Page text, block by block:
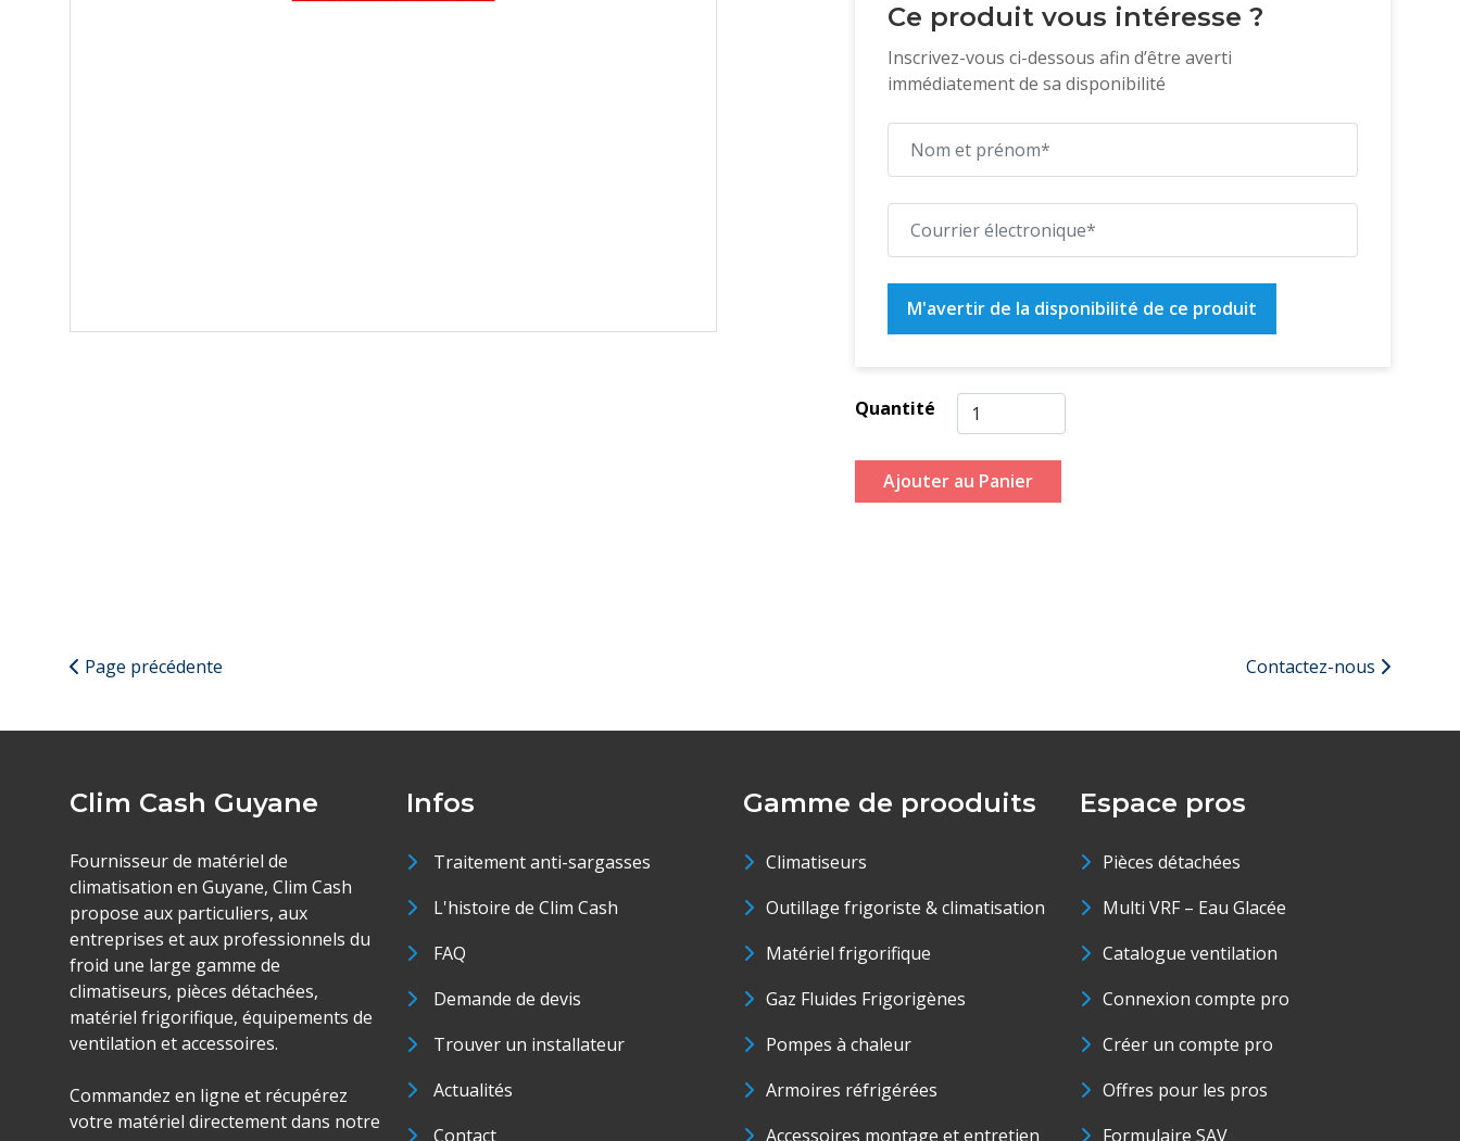
Ce produit vous intéresse ?
Inscrivez-vous ci-dessous afin d’être averti
immédiatement de sa disponibilité
M'avertir de la disponibilité de ce produit
Quantité
Ajouter au Panier
Page précédente Contactez-nous
Clim Cash Guyane
Fournisseur de matériel de
climatisation en Guyane, Clim Cash
propose aux particuliers, aux
entreprises et aux professionnels du
froid une large gamme de
climatiseurs, pièces détachées,
matériel frigorifique, équipements de
ventilation et accessoires.
Commandez en ligne et récupérez
votre matériel directement dans notre
Infos
Traitement anti-sargasses
L'histoire de Clim Cash
FAQ
Demande de devis
Trouver un installateur
Actualités
Contact
Gamme de prooduits
Climatiseurs
Outillage frigoriste & climatisation
Matériel frigorifique
Gaz Fluides Frigorigènes
Pompes à chaleur
Armoires réfrigérées
Accessoires montage et entretien
Espace pros
Pièces détachées
Multi VRF – Eau Glacée
Catalogue ventilation
Connexion compte pro
Créer un compte pro
Offres pour les pros
Formulaire SAV